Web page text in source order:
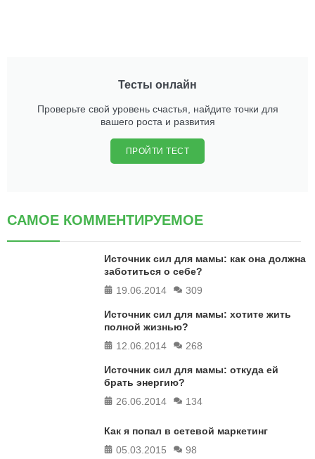
Тесты онлайн
Проверьте свой уровень счастья, найдите точки для
вашего роста и развития
ПРОЙТИ ТЕСТ
САМОЕ КОММЕНТИРУЕМОЕ
Источник сил для мамы: как она должна
заботиться о себе?
19.06.2014
309
Источник сил для мамы: хотите жить
полной жизнью?
12.06.2014
268
Источник сил для мамы: откуда ей
брать энергию?
26.06.2014
134
Как я попал в сетевой маркетинг
05.03.2015
98